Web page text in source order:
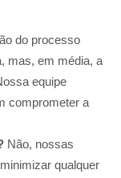
do processo
mas, em média, a
equipe
comprometer a
Não, nossas
qualquer